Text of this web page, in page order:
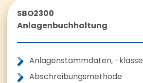
SBO2300
Anlagenbuchhaltung
Anlagenstammdaten, -klasse
Abschreibungsmethode